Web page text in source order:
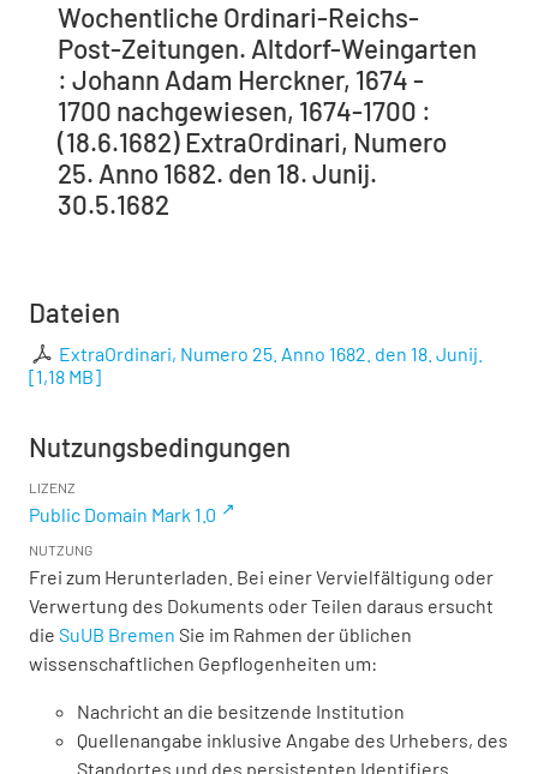
Wochentliche Ordinari-Reichs-
Post-Zeitungen. Altdorf-Weingarten
: Johann Adam Herckner, 1674 -
1700 nachgewiesen, 1674-1700 :
(18.6.1682) ExtraOrdinari, Numero
25. Anno 1682. den 18. Junij.
30.5.1682
Dateien
ExtraOrdinari, Numero 25. Anno 1682. den 18. Junij.
[1,18 MB]
Nutzungsbedingungen
LIZENZ
Public Domain Mark 1.0
NUTZUNG
Frei zum Herunterladen. Bei einer Vervielfältigung oder
Verwertung des Dokuments oder Teilen daraus ersucht
die SuUB Bremen Sie im Rahmen der üblichen
wissenschaftlichen Gepflogenheiten um:
Nachricht an die besitzende Institution
Quellenangabe inklusive Angabe des Urhebers, des
Standortes und des persistenten Identifiers